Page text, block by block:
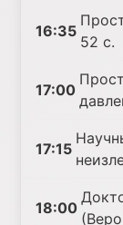
16:35
52 с.
17:00
17:15
18:00